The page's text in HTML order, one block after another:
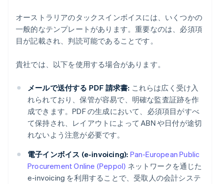
オーストラリアのタックスインボイスには、いくつかの
一般的なテンプレートがあります。重要なのは、必須項
目が記載され、判読可能であることです。
貴社では、以下を使用する場合があります。
メールで送付する PDF 請求書: これらは広く受け入
れられており、保管が容易で、明確な監査証跡を作
成できます。PDF の生成において、必須項目がすべ
て保持され、レイアウトによって ABN や日付が途切
れないよう注意が必要です。
電子インボイス (e-invoicing): Pan-European Public
Procurement Online (Peppol) ネットワークを通じた
e-invoicing を利用することで、受取人の会計システ